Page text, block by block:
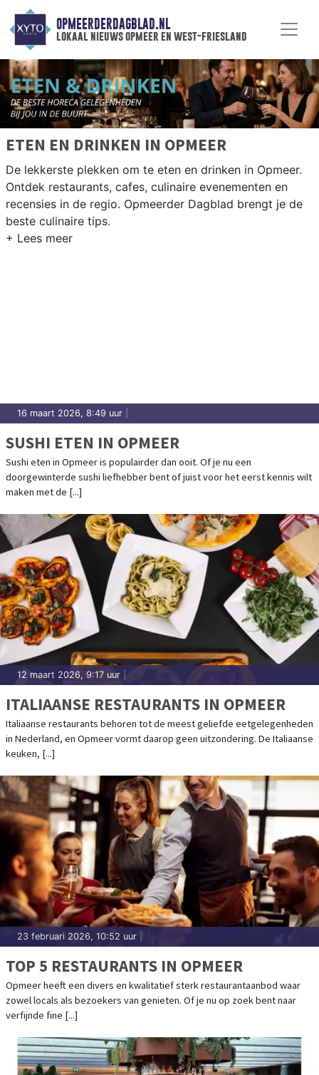
OPMEERDERDAGBLAD.NL
lokaal nieuws opmeer en west-friesland
ETEN EN DRINKEN IN OPMEER
De lekkerste plekken om te eten en drinken in Opmeer.
Ontdek restaurants, cafes, culinaire evenementen en
recensies in de regio. Opmeerder Dagblad brengt je de
beste culinaire tips.
16 maart 2026, 8:49 uur
SUSHI ETEN IN OPMEER
Sushi eten in Opmeer is populairder dan ooit. Of je nu een
doorgewinterde sushi liefhebber bent of juist voor het eerst kennis wilt
maken met de [...]
12 maart 2026, 9:17 uur
ITALIAANSE RESTAURANTS IN OPMEER
Italiaanse restaurants behoren tot de meest geliefde eetgelegenheden
in Nederland, en Opmeer vormt daarop geen uitzondering. De Italiaanse
keuken, [...]
23 februari 2026, 10:52 uur
TOP 5 RESTAURANTS IN OPMEER
Opmeer heeft een divers en kwalitatief sterk restaurantaanbod waar
zowel locals als bezoekers van genieten. Of je nu op zoek bent naar
verfijnde fine [...]